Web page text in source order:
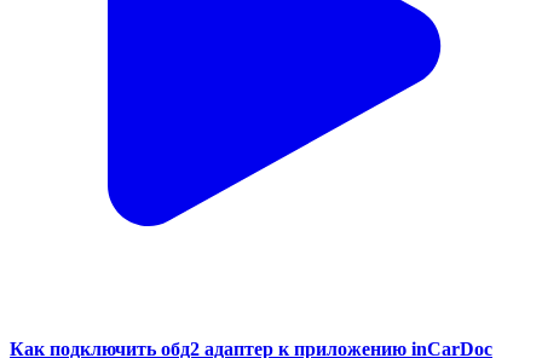
Как подключить обд2 адаптер к приложению inCarDoc